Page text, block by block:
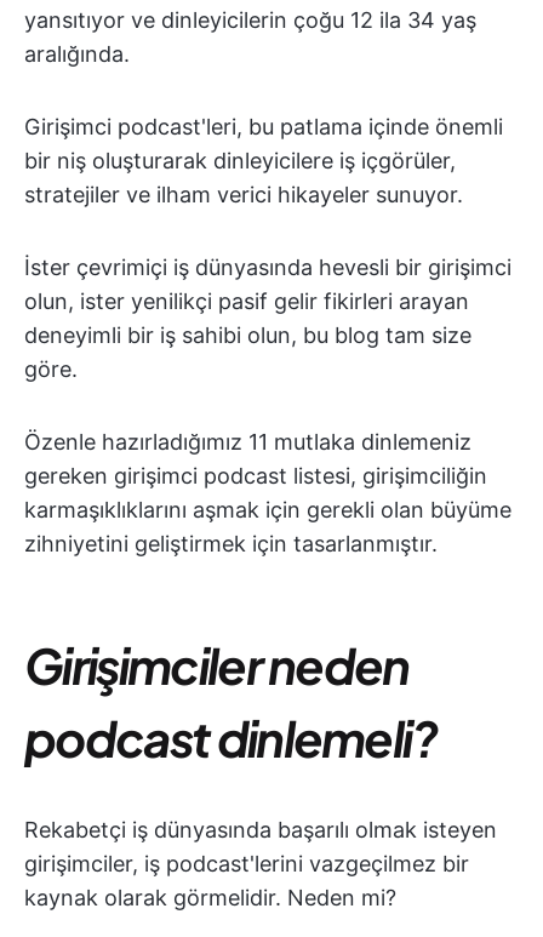
yansıtıyor ve dinleyicilerin çoğu 12 ila 34 yaş
aralığında.
Girişimci podcast'leri, bu patlama içinde önemli
bir niş oluşturarak dinleyicilere iş içgörüler,
stratejiler ve ilham verici hikayeler sunuyor.
İster çevrimiçi iş dünyasında hevesli bir girişimci
olun, ister yenilikçi pasif gelir fikirleri arayan
deneyimli bir iş sahibi olun, bu blog tam size
göre.
Özenle hazırladığımız 11 mutlaka dinlemeniz
gereken girişimci podcast listesi, girişimciliğin
karmaşıklıklarını aşmak için gerekli olan büyüme
zihniyetini geliştirmek için tasarlanmıştır.
Girişimciler neden
podcast dinlemeli?
Rekabetçi iş dünyasında başarılı olmak isteyen
girişimciler, iş podcast'lerini vazgeçilmez bir
kaynak olarak görmelidir. Neden mi?